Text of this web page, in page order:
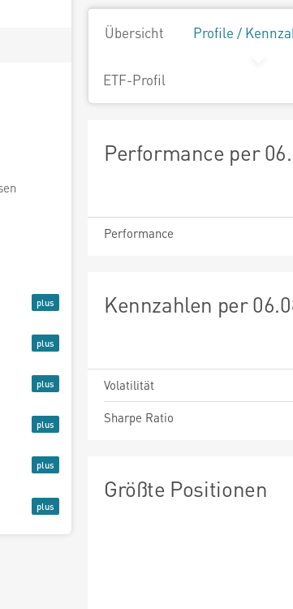
Übersicht Profile /
ETF-Profil
Performance per
Performance
Kennzahlen per
Volatilität
Sharpe Ratio
Größte Positionen